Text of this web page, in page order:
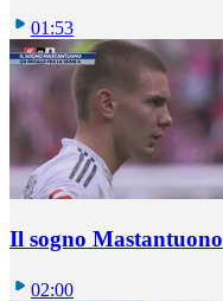
01:53
Il sogno Mastantuono
02:00